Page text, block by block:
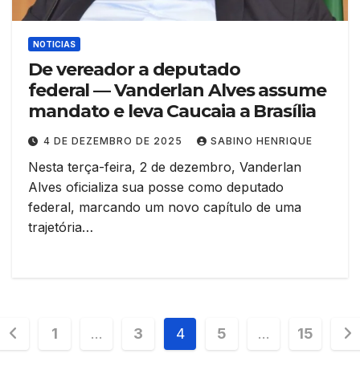
NOTICIAS
De vereador a deputado
federal — Vanderlan Alves assume
mandato e leva Caucaia a Brasília
4 DE DEZEMBRO DE 2025 SABINO HENRIQUE
Nesta terça-feira, 2 de dezembro, Vanderlan
Alves oficializa sua posse como deputado
federal, marcando um novo capítulo de uma
trajetória…
1 … 3 4 5 … 15